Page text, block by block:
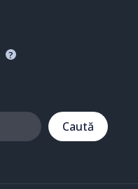
?
Caută